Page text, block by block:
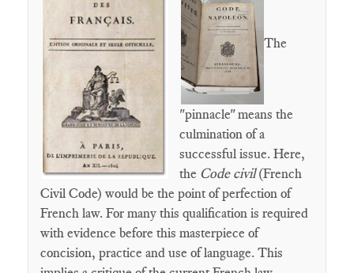
The
"pinnacle" means the
culmination of a
successful issue. Here,
the Code civil(French
Civil Code) would be the point of perfection of
French law. For many this qualification is required
with evidence before this masterpiece of
concision, practice and use of language. This